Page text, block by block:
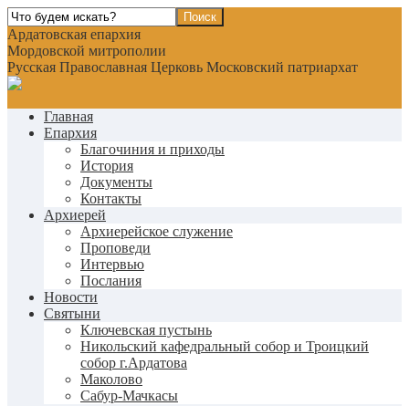
Ардатовская епархия
Мордовской митрополии
Русская Православная Церковь Московский патриархат
Главная
Епархия
Благочиния и приходы
История
Документы
Контакты
Архиерей
Архиерейское служение
Проповеди
Интервью
Послания
Новости
Святыни
Ключевская пустынь
Никольский кафедральный собор и Троицкий
собор г.Ардатова
Маколово
Сабур-Мачкасы